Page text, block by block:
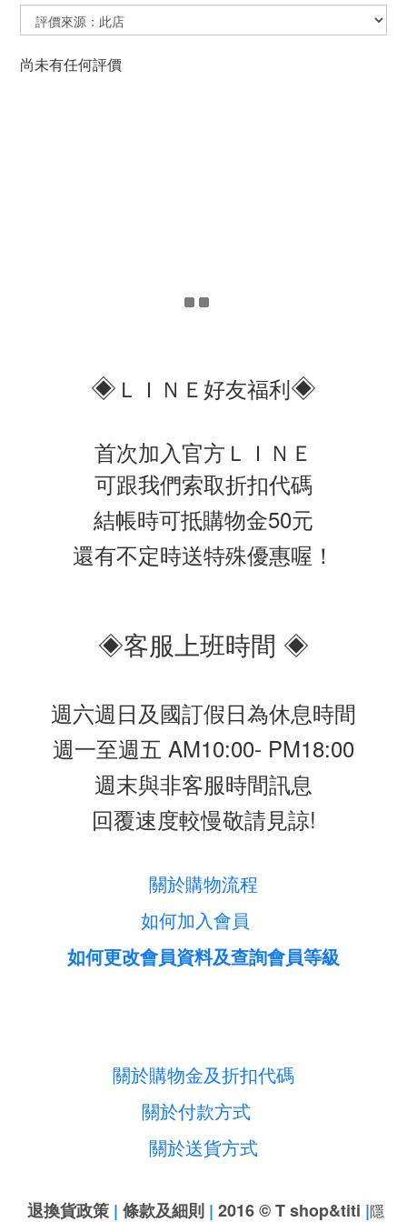
尚未有任何評價
◈ ＬＩＮＥ好友福利◈
首次加入官方ＬＩＮＥ
可跟我們索取折扣代碼
結帳時可抵購物金50元
還有不定時送特殊優惠喔！
◈客服上班時間 ◈
週六週日及國訂假日為休息時間
週一至週五 AM10:00- PM18:00
週末與非客服時間訊息
回覆速度較慢敬請見諒!
關於購物流程
如何加入會員
如何更改會員資料及查詢會員等級
關於購物金及折扣代碼
關於付款方式
關於送貨方式
退換貨政策 | 條款及細則 | 2016 © T shop&titi |隱